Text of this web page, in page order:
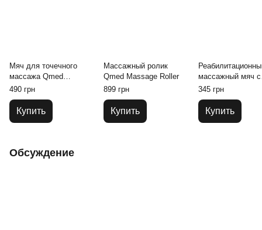
Мяч для точечного
массажа Qmed
Standard Ball 8 см
490 грн
Купить
Массажный ролик
Qmed Massage Roller
899 грн
Купить
массажный мяч с
шипами 9 см
345 грн
Купить
Обсуждение